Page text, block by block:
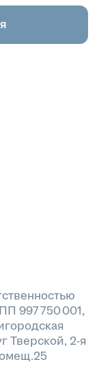
997 750 001,
Тверской, 2-я